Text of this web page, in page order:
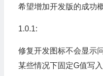
希望增加开发版的成功
1.0.1:
修复开发图标不会显示
某些情况下固定G值写